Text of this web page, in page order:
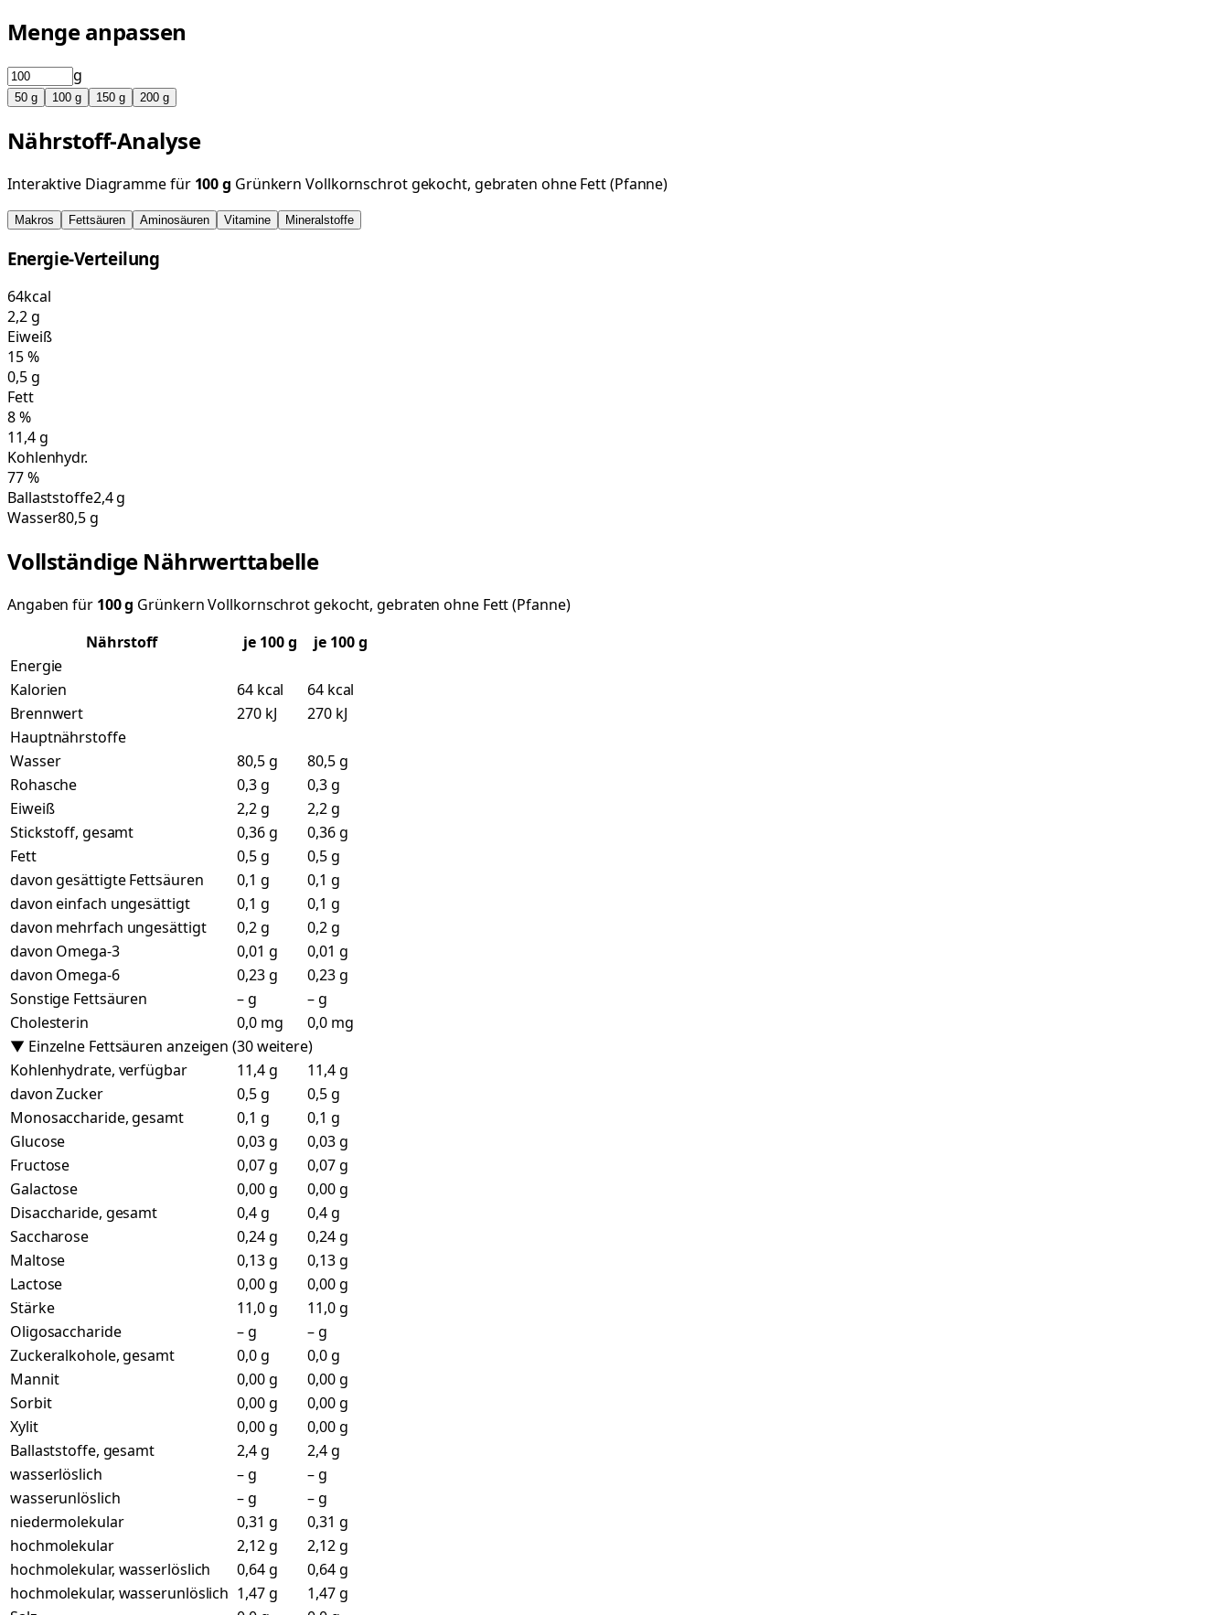
Menge anpassen
g
50 g 100 g 150 g 200 g
Nährstoff-Analyse
Interaktive Diagramme für 100g Grünkern Vollkornschrot gekocht, gebraten ohne Fett (Pfanne)
Makros Fettsäuren Aminosäuren Vitamine Mineralstoffe
Energie-Verteilung
64kcal
2,2g
Eiweiß
15%
0,5g
Fett
8%
11,4g
Kohlenhydr.
77%
Ballaststoffe2,4 g
Wasser80,5 g
Vollständige Nährwerttabelle
Angaben für 100g Grünkern Vollkornschrot gekocht, gebraten ohne Fett (Pfanne)
Nährstoff
je 100g
je 100 g
Energie
Kalorien
64 kcal
64 kcal
Brennwert
270 kJ
270 kJ
Hauptnährstoffe
Wasser
80,5 g
80,5 g
Rohasche
0,3 g
0,3 g
Eiweiß
2,2 g
2,2 g
Stickstoff, gesamt
0,36 g
0,36 g
Fett
0,5 g
0,5 g
davon gesättigte Fettsäuren
0,1 g
0,1 g
davon einfach ungesättigt
0,1 g
0,1 g
davon mehrfach ungesättigt
0,2 g
0,2 g
davon Omega-3
0,01 g
0,01 g
davon Omega-6
0,23 g
0,23 g
Sonstige Fettsäuren
– g
– g
Cholesterin
0,0 mg
0,0 mg
▼ Einzelne Fettsäuren anzeigen (30 weitere)
Kohlenhydrate, verfügbar
11,4 g
11,4 g
davon Zucker
0,5 g
0,5 g
Monosaccharide, gesamt
0,1 g
0,1 g
Glucose
0,03 g
0,03 g
Fructose
0,07 g
0,07 g
Galactose
0,00 g
0,00 g
Disaccharide, gesamt
0,4 g
0,4 g
Saccharose
0,24 g
0,24 g
Maltose
0,13 g
0,13 g
Lactose
0,00 g
0,00 g
Stärke
11,0 g
11,0 g
Oligosaccharide
– g
– g
Zuckeralkohole, gesamt
0,0 g
0,0 g
Mannit
0,00 g
0,00 g
Sorbit
0,00 g
0,00 g
Xylit
0,00 g
0,00 g
Ballaststoffe, gesamt
2,4 g
2,4 g
wasserlöslich
– g
– g
wasserunlöslich
– g
– g
niedermolekular
0,31 g
0,31 g
hochmolekular
2,12 g
2,12 g
hochmolekular, wasserlöslich
0,64 g
0,64 g
hochmolekular, wasserunlöslich 1,47 g
1,47 g